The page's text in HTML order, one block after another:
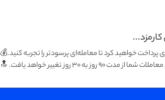
خواهید کرد تا معامله‌ای پرسودتر را تجربه کنید.💰
روز تغییر خواهد یافت. 🔝‌